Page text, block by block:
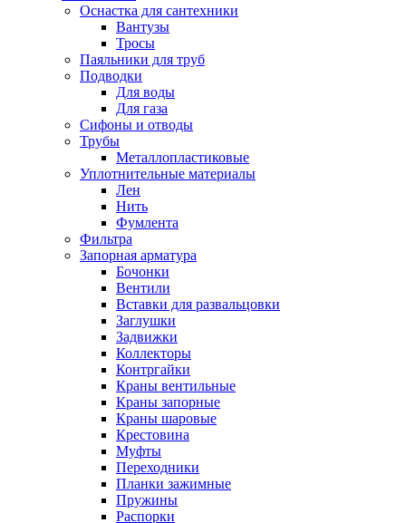
Оснастка для сантехники
Вантузы
Тросы
Паяльники для труб
Подводки
Для воды
Для газа
Сифоны и отводы
Трубы
Металлопластиковые
Уплотнительные материалы
Лен
Нить
Фумлента
Фильтра
Запорная арматура
Бочонки
Вентили
Вставки для развальцовки
Заглушки
Задвижки
Коллекторы
Контргайки
Краны вентильные
Краны запорные
Краны шаровые
Крестовина
Муфты
Переходники
Планки зажимные
Пружины
Распорки